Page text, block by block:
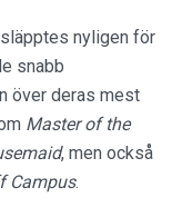
nyligen för
snabb
över deras mest
Master of the
, men också
Campus.